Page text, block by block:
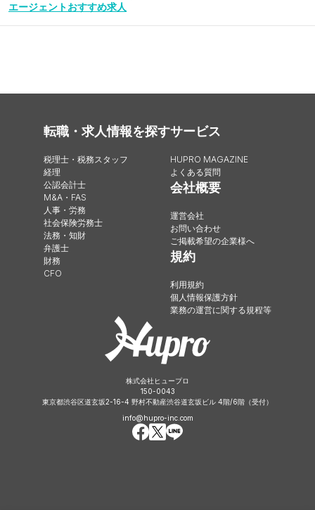
エージェントおすすめ求人
転職・求人情報を探す
税理士・税務スタッフ
経理
公認会計士
M&A・FAS
人事・労務
社会保険労務士
法務・知財
弁護士
財務
CFO
サービス
HUPRO MAGAZINE
よくある質問
会社概要
運営会社
お問い合わせ
ご掲載希望の企業様へ
規約
利用規約
個人情報保護方針
業務の運営に関する規程等
株式会社ヒュープロ
150-0043
東京都渋谷区道玄坂2-16-4 野村不動産渋谷道玄坂ビル 4階/6階（受付）
info@hupro-inc.com